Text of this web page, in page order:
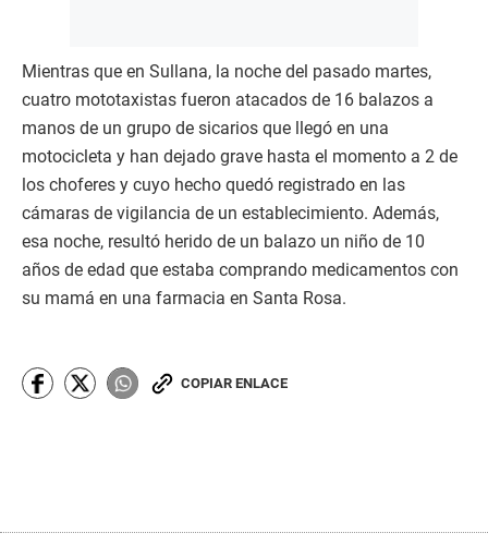
Mientras que en Sullana, la noche del pasado martes,
cuatro mototaxistas fueron atacados de 16 balazos a
manos de un grupo de sicarios que llegó en una
motocicleta y han dejado grave hasta el momento a 2 de
los choferes y cuyo hecho quedó registrado en las
cámaras de vigilancia de un establecimiento. Además,
esa noche, resultó herido de un balazo un niño de 10
años de edad que estaba comprando medicamentos con
su mamá en una farmacia en Santa Rosa.
COPIAR ENLACE